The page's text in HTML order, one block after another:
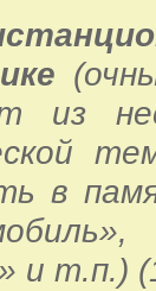
из
в
и т.п.)